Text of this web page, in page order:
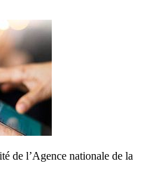
de l’Agence nationale de la